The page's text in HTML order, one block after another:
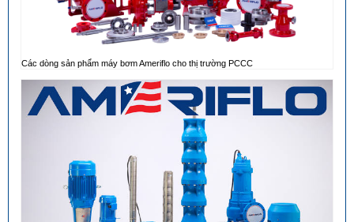
Các dòng sản phẩm máy bơm Ameriflo cho thị trường PCCC